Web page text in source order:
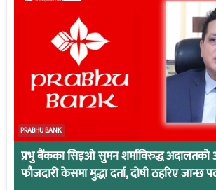
PRABHU BANK
प्रभु बैंकका सिइओ सुमन शर्माविरुद्ध अदालतको
फौजदारी केसमा मुद्धा दर्ता, दोषी ठहरिए जान्छ